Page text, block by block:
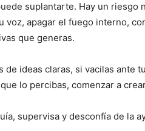
suplantarte. Hay un riesgo
voz, apagar el fuego interno,
que generas.
de ideas claras, si vacilas ante
lo percibas, comenzar a
supervisa y desconfía de la